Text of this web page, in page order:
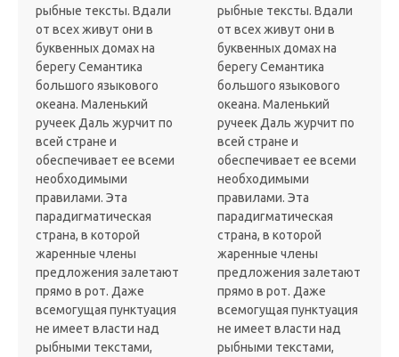
рыбные тексты. Вдали
от всех живут они в
буквенных домах на
берегу Семантика
большого языкового
океана. Маленький
ручеек Даль журчит по
всей стране и
обеспечивает ее всеми
необходимыми
правилами. Эта
парадигматическая
страна, в которой
жаренные члены
предложения залетают
прямо в рот. Даже
всемогущая пунктуация
не имеет власти над
рыбными текстами,
рыбные тексты. Вдали
от всех живут они в
буквенных домах на
берегу Семантика
большого языкового
океана. Маленький
ручеек Даль журчит по
всей стране и
обеспечивает ее всеми
необходимыми
правилами. Эта
парадигматическая
страна, в которой
жаренные члены
предложения залетают
прямо в рот. Даже
всемогущая пунктуация
не имеет власти над
рыбными текстами,